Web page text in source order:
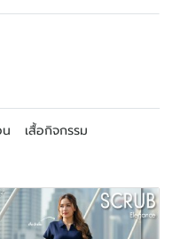
เสื้อกิจกรรม